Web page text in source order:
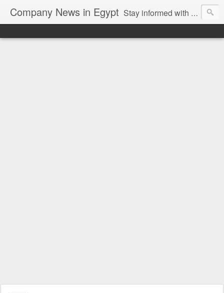
Company News in Egypt Stay informed with the latest company news and developments in Egypt and the region through our unbiased and direct news platform. Our blog publishes press releases and news directly from companies and their PR agencies, giving you a clear and unfiltered view of the industry. Make informed decisions with our easy to follow and clutter-free approach to company news.